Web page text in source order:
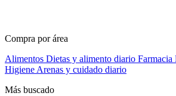
Compra por área
Alimentos Dietas y alimento diario Farmacia
Higiene Arenas y cuidado diario
Más buscado